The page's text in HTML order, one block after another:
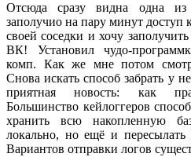
Отсюда сразу видна одна
заполучио на пару минут доступ
своей соседки и хочу
ВК! Установил чудо-
комп. Как же мне потом
Снова искать способ забрать у
приятная новость: как
Большинство кейлоггеров
хранить всю накопленную
локально, но ещё и пересылать
Вариантов отправки логов